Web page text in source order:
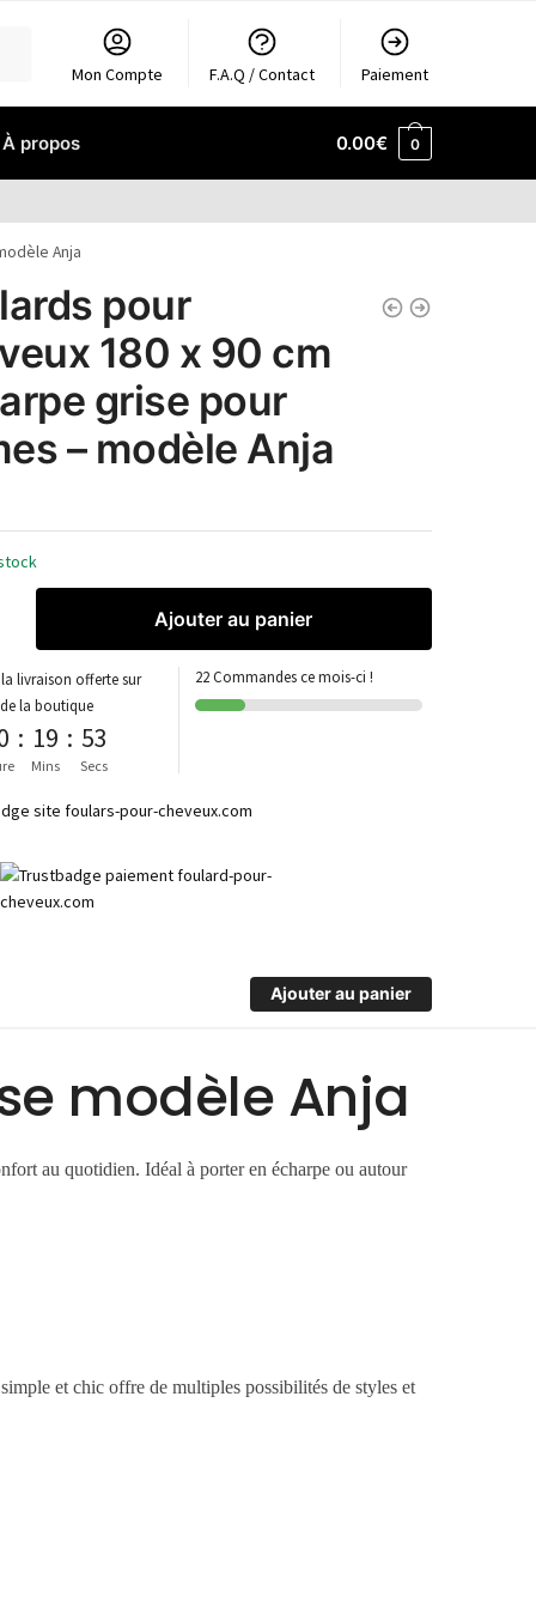
Mon Compte F.A.Q / Contact Paiement
À propos 0.00€ 0
Anja
pour
180 x 90 cm
grise pour
– modèle Anja
Ajouter au panier
livraison offerte sur
la boutique
: 19
Mins
: 53
Secs
22 Commandes ce mois-ci !
Ajouter au panier
modèle Anja
au quotidien. Idéal à porter en écharpe ou autour
et chic offre de multiples possibilités de styles et